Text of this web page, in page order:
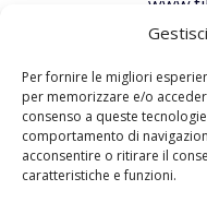
Per fornire le migliori
per memorizzare e/o
consenso a queste
comportamento di
acconsentire o ritirare il
caratteristiche e funzioni.